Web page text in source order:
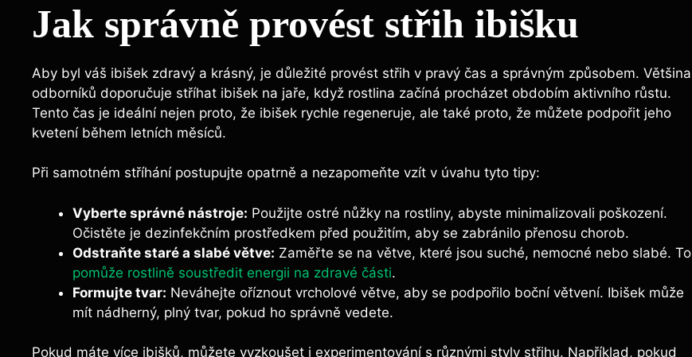
Jak správně provést střih ibišku
Aby byl váš ibišek zdravý a krásný, je důležité provést střih v pravý čas a správným způsobem. Většina
odborníků doporučuje stříhat ibišek na jaře, když rostlina začíná procházet obdobím aktivního růstu.
Tento čas je ideální nejen proto, že ibišek rychle regeneruje, ale také proto, že můžete podpořit jeho
kvetení během letních měsíců.
Při samotném stříhání postupujte opatrně a nezapomeňte vzít v úvahu tyto tipy:
Vyberte správné nástroje: Použijte ostré nůžky na rostliny, abyste minimalizovali poškození.
Očistěte je dezinfekčním prostředkem před použitím, aby se zabránilo přenosu chorob.
Odstraňte staré a slabé větve: Zaměřte se na větve, které jsou suché, nemocné nebo slabé. To
pomůže rostlině soustředit energii na zdravé části.
Formujte tvar: Neváhejte oříznout vrcholové větve, aby se podpořilo boční větvení. Ibišek může
mít nádherný, plný tvar, pokud ho správně vedete.
Pokud máte více ibišků, můžete vyzkoušet i experimentování s různými styly střihu. Například, pokud